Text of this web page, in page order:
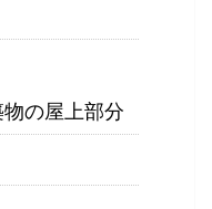
の屋上部分